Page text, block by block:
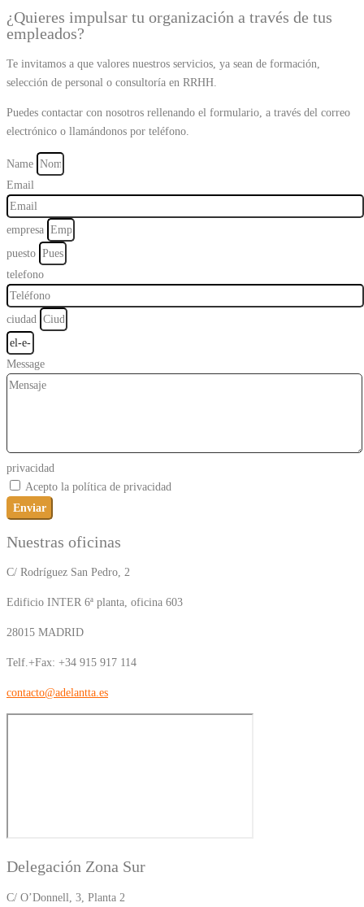
¿Quieres impulsar tu organización a través de tus
empleados?
Te invitamos a que valores nuestros servicios, ya sean de formación,
selección de personal o consultoría en RRHH.
Puedes contactar con nosotros rellenando el formulario, a través del correo
electrónico o llamándonos por teléfono.
Name
Email
empresa
puesto
telefono
ciudad
Message
privacidad
Acepto la política de privacidad
Enviar
Nuestras oficinas
C/ Rodríguez San Pedro, 2
Edificio INTER 6ª planta, oficina 603
28015 MADRID
Telf.+Fax: +34 915 917 114
contacto@adelantta.es
Delegación Zona Sur
C/ O’Donnell, 3, Planta 2